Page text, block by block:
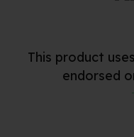
This product
endorsed